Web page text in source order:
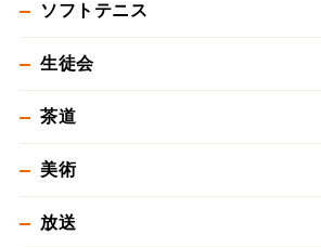
ソフトテニス
生徒会
茶道
美術
放送